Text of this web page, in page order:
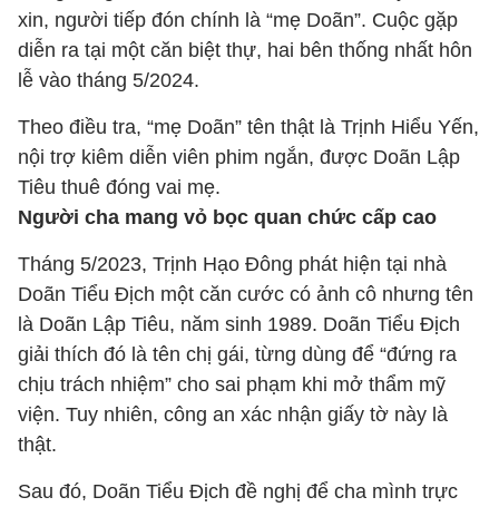
xin, người tiếp đón chính là “mẹ Doãn”. Cuộc gặp
diễn ra tại một căn biệt thự, hai bên thống nhất hôn
lễ vào tháng 5/2024.
Theo điều tra, “mẹ Doãn” tên thật là Trịnh Hiểu Yến,
nội trợ kiêm diễn viên phim ngắn, được Doãn Lập
Tiêu thuê đóng vai mẹ.
Người cha mang vỏ bọc quan chức cấp cao
Tháng 5/2023, Trịnh Hạo Đông phát hiện tại nhà
Doãn Tiểu Địch một căn cước có ảnh cô nhưng tên
là Doãn Lập Tiêu, năm sinh 1989. Doãn Tiểu Địch
giải thích đó là tên chị gái, từng dùng để “đứng ra
chịu trách nhiệm” cho sai phạm khi mở thẩm mỹ
viện. Tuy nhiên, công an xác nhận giấy tờ này là
thật.
Sau đó, Doãn Tiểu Địch đề nghị để cha mình trực